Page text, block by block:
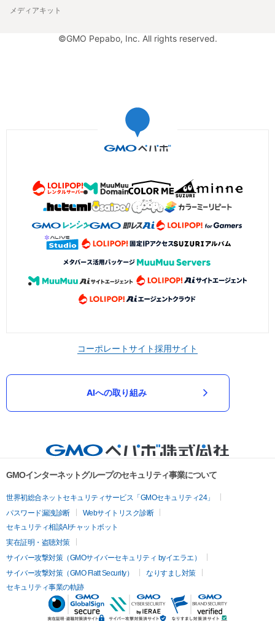
メディアキット
©GMO Pepabo, Inc. All rights reserved.
コーポレートサイト採用サイト
AIへの取り組み
GMOインターネットグループのセキュリティ事業について
世界初総合ネットセキュリティサービス「GMOセキュリティ24」
パスワード漏洩診断
Webサイトリスク診断
セキュリティ相談AIチャットボット
実在証明・盗聴対策
サイバー攻撃対策（GMOサイバーセキュリティ byイエラエ）
サイバー攻撃対策（GMO Flatt Security）
なりすまし対策
セキュリティ事業の軌跡